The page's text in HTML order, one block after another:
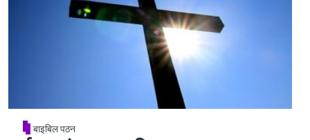
बाइबिल पठन